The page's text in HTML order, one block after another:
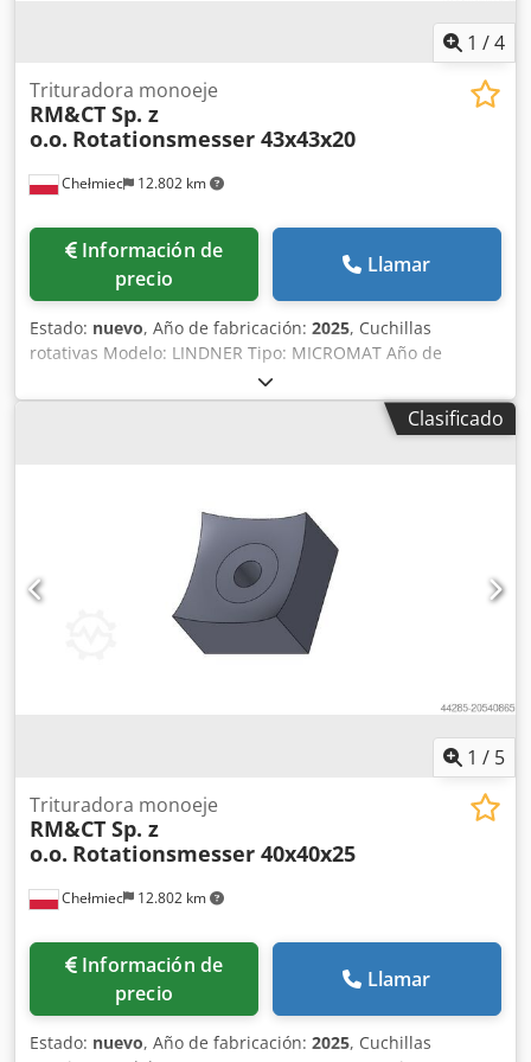
1 /4
Chełmiec 12.802 km
Trituradora monoeje
RM&CT Sp. z
o.o. Rotationsmesser 43x43x20
Información de
precio
Llamar
Estado: nuevo, Año de fabricación: 2025, Cuchillas
rotativas Modelo: LINDNER Tipo: MICROMAT Año de
fabricación: 2025 Nuevas / Listas para su uso inmediato
Csdpfexn Nyaox Actjha 1. Cuchilla 43x43x20 2 uds. (KR) 2.
Cuchilla 43x43x20 2 uds. (K8) 3. Cuchilla 43x43x23 1 ud.
Clasificado
1 / 5
Chełmiec 12.802 km
Trituradora monoeje
RM&CT Sp. z
o.o. Rotationsmesser 40x40x25
Información de
precio
Llamar
Estado: nuevo, Año de fabricación: 2025, Cuchillas